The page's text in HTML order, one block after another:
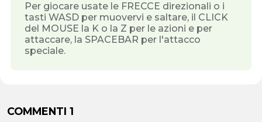
Per giocare usate le FRECCE direzionali o i
tasti WASD per muovervi e saltare, il CLICK
del MOUSE la K o la Z per le azioni e per
attaccare, la SPACEBAR per l'attacco
speciale.
COMMENTI 1